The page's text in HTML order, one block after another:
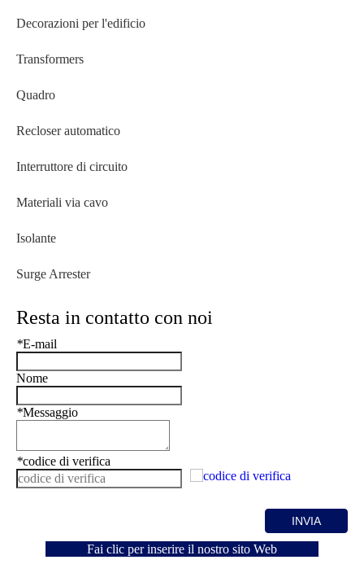
Decorazioni per l'edificio
Transformers
Quadro
Recloser automatico
Interruttore di circuito
Materiali via cavo
Isolante
Surge Arrester
Resta in contatto con noi
*E-mail
Nome
*Messaggio
*codice di verifica
INVIA
Fai clic per inserire il nostro sito Web